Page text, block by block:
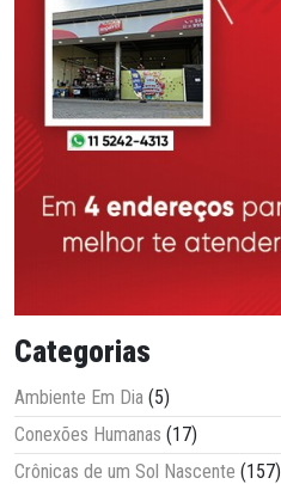
Categorias
Ambiente Em Dia (5)
Conexões Humanas (17)
Crônicas de um Sol Nascente (157)